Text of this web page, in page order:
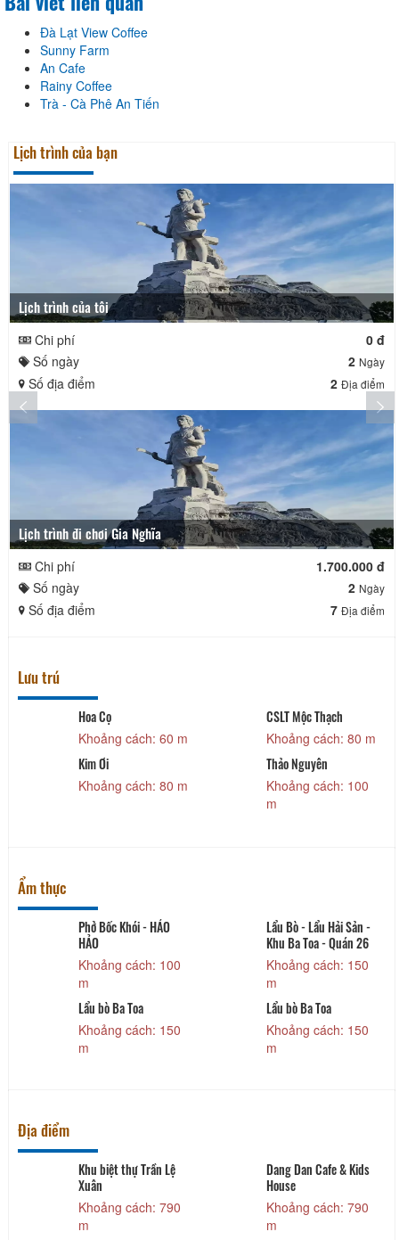
Đà Lạt View Coffee
Sunny Farm
An Cafe
Rainy Coffee
Trà - Cà Phê An Tiến
Lịch trình của bạn
Lịch trình của tôi
Chi phí
0 đ
Số ngày
2 Ngày
Số địa điểm 2 Địa điểm
Lịch trình đi chơi Gia Nghĩa
Chi phí
1.700.000 đ
Số ngày
2 Ngày
Số địa điểm 7 Địa điểm
Lưu trú
Hoa Cọ
Khoảng cách: 60 m
CSLT Mộc Thạch
Khoảng cách: 80 m
Kim Ơi
Khoảng cách: 80 m
Thảo Nguyên
Khoảng cách: 100
m
Ẩm thực
Phở Bốc Khói - HẢO
HẢO
Khoảng cách: 100
m
Lẩu Bò - Lẩu Hải Sản -
Khu Ba Toa - Quán 26
Khoảng cách: 150
m
Lẩu bò Ba Toa
Khoảng cách: 150
m
Lẩu bò Ba Toa
Khoảng cách: 150
m
Địa điểm
Khu biệt thự Trần Lệ
Xuân
Khoảng cách: 790
m
Dang Dan Cafe & Kids
House
Khoảng cách: 790
m